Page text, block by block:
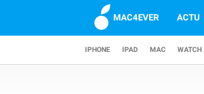
MAC4EVER ACTU
IPHONE IPAD MAC WATCH